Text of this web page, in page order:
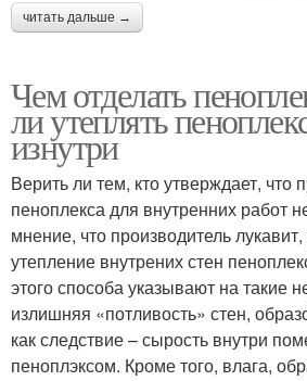
читать дальше →
Чем отделать
ли утеплять
изнутри
Верить ли тем, кто утверждает, что
пеноплекса для внутренних работ
мнение, что производитель
утепление внутрених стен
этого способа указывают на такие
излишняя «потливость» стен,
как следствие – сырость внутри
пеноплэксом. Кроме того, влага,